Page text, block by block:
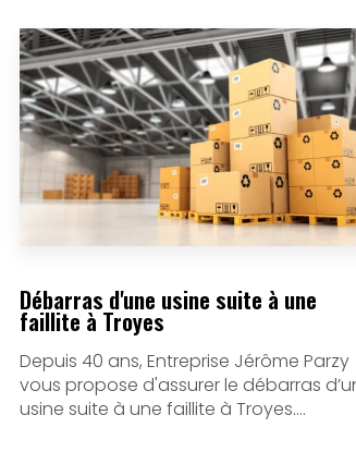
Débarras d'une usine suite à une
faillite à Troyes
Depuis 40 ans, Entreprise Jérôme Parzy
vous propose d'assurer le débarras
usine suite à une faillite à Troyes....